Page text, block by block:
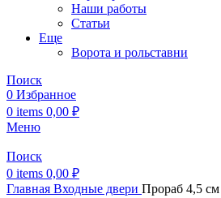
Наши работы
Статьи
Еще
Ворота и рольставни
Поиск
0 Избранное
0 items 0,00 ₽
Меню
Поиск
0 items 0,00 ₽
Главная Входные двери Прораб 4,5 см